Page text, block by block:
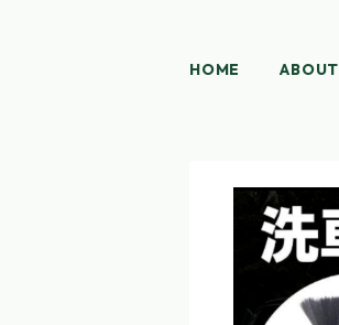
HOME ABOUT